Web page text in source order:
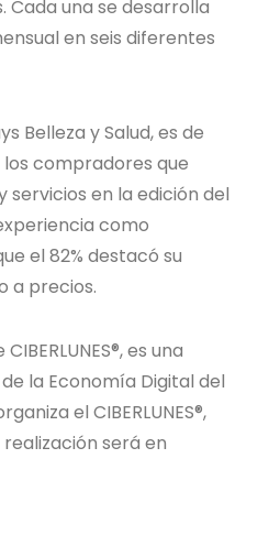
una se desarrolla
en seis diferentes
Belleza y Salud, es de
los compradores que
en la edición del
como
el 82% destacó su
a precios.
es una
la Economía Digital del
el CIBERLUNES®,
será en